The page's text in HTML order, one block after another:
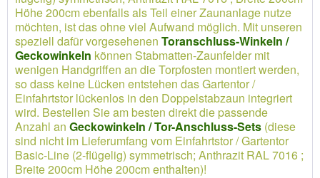
Höhe 200cm ebenfalls als Teil einer Zaunanlage nutze
möchten, ist das ohne viel Aufwand möglich. Mit unseren
speziell dafür vorgesehenen Toranschluss-Winkeln /
Geckowinkeln können Stabmatten-Zaunfelder mit
wenigen Handgriffen an die Torpfosten montiert werden,
so dass keine Lücken entstehen das Gartentor /
Einfahrtstor lückenlos in den Doppelstabzaun integriert
wird. Bestellen Sie am besten direkt die passende
Anzahl an Geckowinkeln / Tor-Anschluss-Sets (diese
sind nicht im Lieferumfang vom Einfahrtstor / Gartentor
Basic-Line (2-flügelig) symmetrisch; Anthrazit RAL 7016 ;
Breite 200cm Höhe 200cm enthalten)!